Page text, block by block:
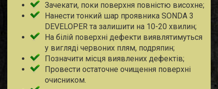
Зачекати, поки поверхня повністю висохне;
Нанести тонкий шар проявника SONDA 3
DEVELOPER та залишити на 10-20 хвилин;
На білій поверхні дефекти виявлятимуться
у вигляді червоних плям, подряпин;
Позначити місця виявлених дефектів;
Провести остаточне очищення поверхні
очисником.